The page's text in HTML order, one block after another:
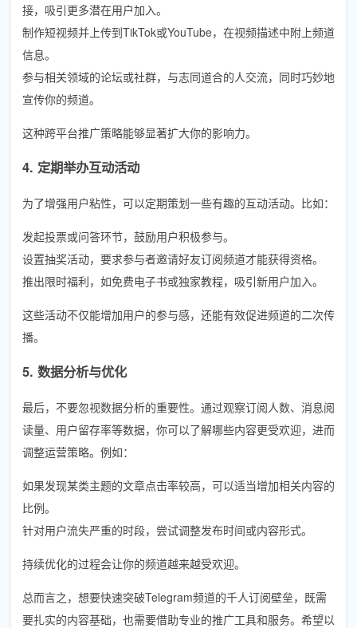
接，吸引更多潜在用户加入。
制作短视频并上传到TikTok或YouTube，在视频描述中附上频道
信息。
参与相关领域的论坛或社群，与志同道合的人交流，同时巧妙地
宣传你的频道。
这种跨平台推广策略能够显著扩大你的影响力。
4. 定期举办互动活动
为了增强用户粘性，可以定期策划一些有趣的互动活动。比如：
发起投票或问答环节，鼓励用户积极参与。
设置抽奖活动，要求参与者邀请好友订阅频道才能获得资格。
推出限时福利，如免费电子书或独家教程，吸引新用户加入。
这些活动不仅能增加用户的参与感，还能有效促进频道的二次传
播。
5. 数据分析与优化
最后，不要忽视数据分析的重要性。通过观察订阅人数、消息阅
读量、用户留存率等数据，你可以了解哪些内容更受欢迎，进而
调整运营策略。例如：
如果发现某类主题的文章点击率较高，可以适当增加相关内容的
比例。
针对用户流失严重的时段，尝试调整发布时间或内容形式。
持续优化的过程会让你的频道越来越受欢迎。
总而言之，想要快速突破Telegram频道的千人订阅壁垒，既需
要扎实的内容基础，也需要借助专业的推广工具和服务。希望以